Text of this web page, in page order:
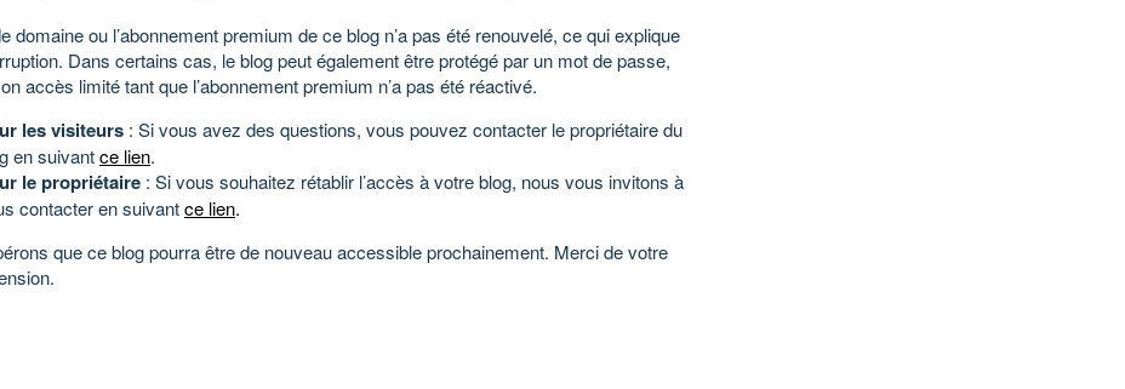
domaine ou l’abonnement premium de ce blog n’a pas été renouvelé, ce qui explique
Dans certains cas, le blog peut également être protégé par un mot de passe,
accès limité tant que l’abonnement premium n’a pas été réactivé.
les visiteurs : Si vous avez des questions, vous pouvez contacter le propriétaire du
en suivantce lien.
le propriétaire : Si vous souhaitez rétablir l’accès à votre blog, nous vous invitons à
contacter en suivantce lien.
que ce blog pourra être de nouveau accessible prochainement. Merci de votre